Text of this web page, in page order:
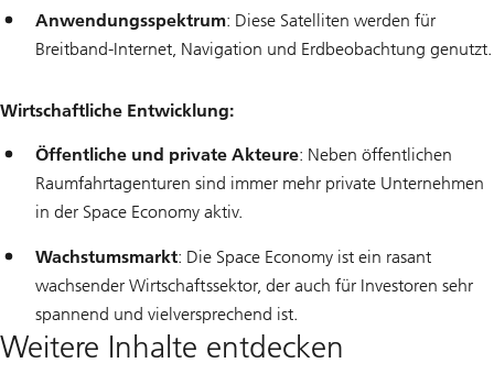
Anwendungsspektrum: Diese Satelliten werden für
Breitband-Internet, Navigation und Erdbeobachtung genutzt.
Wirtschaftliche Entwicklung:
Öffentliche und private Akteure: Neben öffentlichen
Raumfahrtagenturen sind immer mehr private Unternehmen
in der Space Economy aktiv.
Wachstumsmarkt: Die Space Economy ist ein rasant
wachsender Wirtschaftssektor, der auch für Investoren sehr
spannend und vielversprechend ist.
Weitere Inhalte entdecken